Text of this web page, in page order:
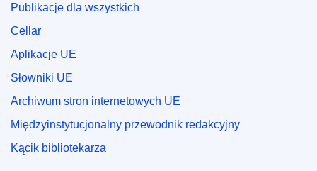
Publikacje dla wszystkich
Cellar
Aplikacje UE
Słowniki UE
Archiwum stron internetowych UE
Międzyinstytucjonalny przewodnik redakcyjny
Kącik bibliotekarza